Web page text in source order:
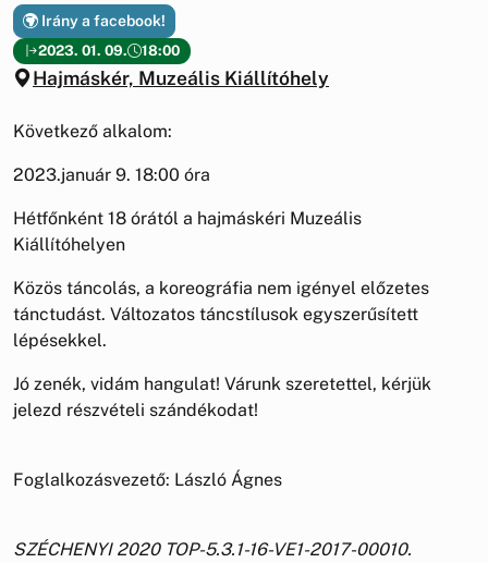
2023. 01. 09. 18:00
Hajmáskér, Muzeális Kiállítóhely
Irány a facebook!
Következő alkalom:
2023.január 9. 18:00 óra
Hétfőnként 18 órától a hajmáskéri Muzeális
Kiállítóhelyen
Közös táncolás, a koreográfia nem igényel előzetes
tánctudást. Változatos táncstílusok egyszerűsített
lépésekkel.
Jó zenék, vidám hangulat! Várunk szeretettel, kérjük
jelezd részvételi szándékodat!
Foglalkozásvezető: László Ágnes
SZÉCHENYI 2020 TOP-5.3.1-16-VE1-2017-00010.